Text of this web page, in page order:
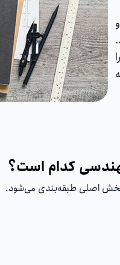
کدام است؟
اصلی طبقه‌بندی می‌شود.